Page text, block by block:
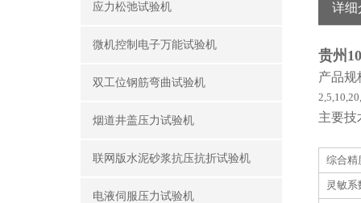
应力松弛试验机
微机控制电子万能试验机
双工位钢筋弯曲试验机
烟道井盖压力试验机
联网版水泥砂浆抗压抗折试验机
电液伺服压力试验机
详细
贵州
产品规
主要技
综合
灵敏